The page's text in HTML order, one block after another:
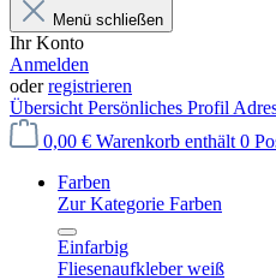
Menü schließen
Ihr Konto
Anmelden
oderregistrieren
Übersicht Persönliches Profil
0,00 € Warenkorb enthält 0
Farben
Zur Kategorie Farben
Einfarbig
Fliesenaufkleber weiß